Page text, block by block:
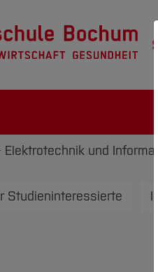
Elektrotechnik und
Studieninteressierte